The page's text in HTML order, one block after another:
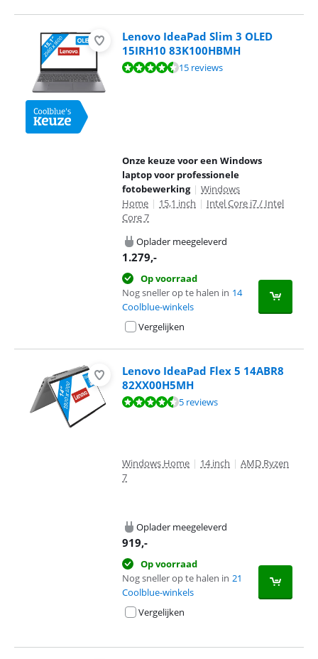
Lenovo IdeaPad Slim 3 OLED
15IRH10 83K100HBMH
Beoordeling is 8,5 van de 10, gebaseerd op 15 reviews.
15 reviews
Onze keuze voor een Windows
laptop voor professionele
fotobewerking | Windows
Home | 15,1 inch | Intel Core i7 / Intel
Core 7
Oplader meegeleverd
1.279,-
Op voorraad
Nog sneller op te halen in 14
Coolblue-winkels
Vergelijken
Lenovo IdeaPad Flex 5 14ABR8
82XX00H5MH
Beoordeling is 8,9 van de 10, gebaseerd op 5 reviews.
5 reviews
Windows Home | 14 inch | AMD Ryzen
7
Oplader meegeleverd
919,-
Op voorraad
Nog sneller op te halen in 21
Coolblue-winkels
Vergelijken